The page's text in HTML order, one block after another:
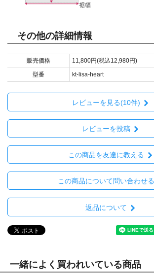
その他の詳細情報
販売価格
11,800円(税込12,980円)
型番
kt-lisa-heart
レビューを見る(10件)
レビューを投稿
この商品を友達に教える
この商品について問い合わせる
返品について
一緒によく買われいている商品